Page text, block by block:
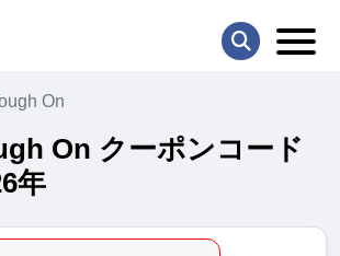
On
On クーポンコード
年